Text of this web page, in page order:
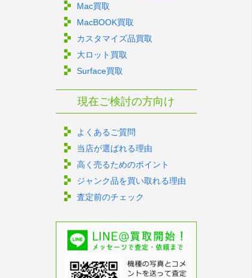
Mac買取
MacBOOK買取
カスタマイズ品買取
大ロット買取
Surface買取
現在ご検討の方向け
よくあるご質問
当店が選ばれる理由
高く売るためのポイント
ジャンク品を買い取れる理由
査定前のチェック